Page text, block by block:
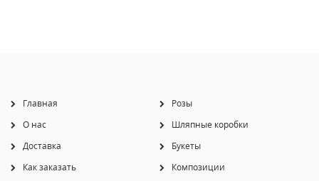
Главная
О нас
Доставка
Как заказать
Розы
Шляпные коробки
Букеты
Композиции